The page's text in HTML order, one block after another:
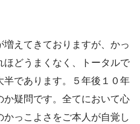
増えてきておりますが、かっ
ほどうまくなく、トータルで
であります。５年後１０年
疑問です。全てにおいて心
っこよさをご本人が自覚し